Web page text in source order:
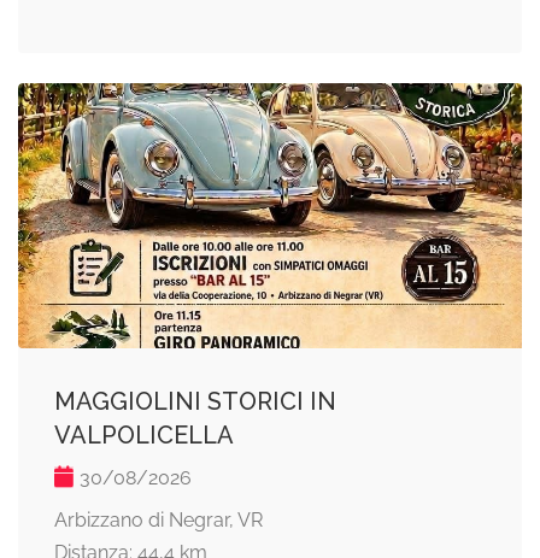
MAGGIOLINI STORICI IN
VALPOLICELLA
30/08/2026
Arbizzano di Negrar, VR
Distanza: 44,4 km